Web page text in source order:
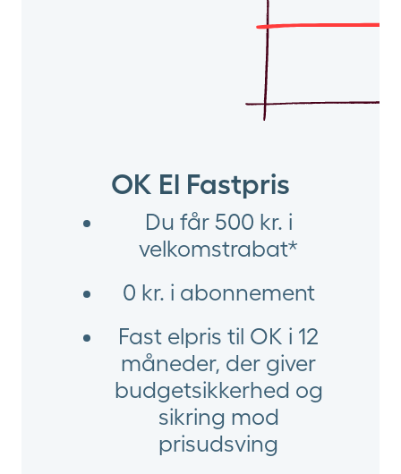
OK El Fastpris
Du får 500 kr. i
velkomstrabat*
0 kr. i abonnement
Fast elpris til OK i 12
måneder, der giver
budgetsikkerhed og
sikring mod
prisudsving